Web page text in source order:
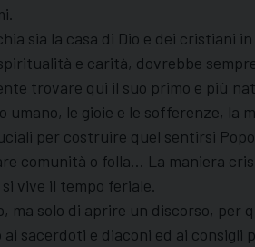
sia la casa di Dio e dei cristiani
e carità, dovrebbe
trovare qui il suo primo e più
le gioie e le sofferenze, la
per costruire quel sentirsi
comunità o folla… La maniera
vive il tempo feriale.
solo di aprire un discorso, per
sacerdoti e diaconi ed ai consigli